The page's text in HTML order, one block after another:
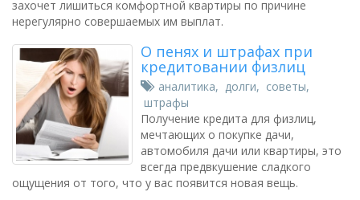
захочет лишиться комфортной квартиры по причине
нерегулярно совершаемых им выплат.
О пенях и штрафах при
кредитовании физлиц
аналитика, долги, советы,
штрафы
Получение кредита для физлиц,
мечтающих о покупке дачи,
автомобиля дачи или квартиры, это
всегда предвкушение сладкого
ощущения от того, что у вас появится новая вещь.